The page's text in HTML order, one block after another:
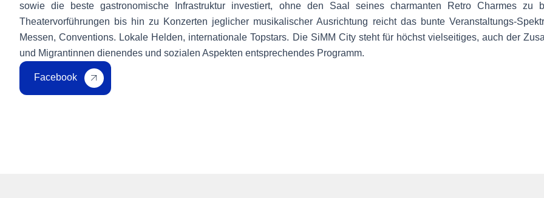
sowie die beste gastronomische Infrastruktur investiert, ohne den Saal seines charmanten Retro Charmes zu
Theatervorführungen bis hin zu Konzerten jeglicher musikalischer Ausrichtung reicht das bunte Veranstaltungs-
Messen, Conventions. Lokale Helden, internationale Topstars. Die SiMM City steht für höchst vielseitiges, auch der
und Migrantinnen dienendes und sozialen Aspekten entsprechendes Programm.
Facebook